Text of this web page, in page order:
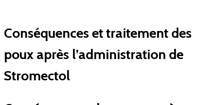
Conséquences et traitement des
poux après l’administration de
Stromectol